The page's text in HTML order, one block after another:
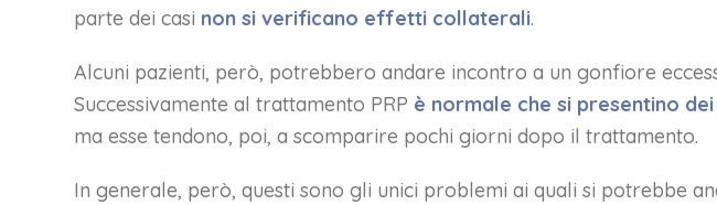
parte dei casi non si verificano effetti collaterali.
Alcuni pazienti, però, potrebbero andare incontro a un gonfiore
Successivamente al trattamento PRP è normale che si presentino
ma esse tendono, poi, a scomparire pochi giorni dopo il trattamento.
In generale, però, questi sono gli unici problemi ai quali si potrebbe